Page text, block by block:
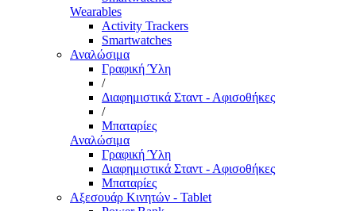
Wearables
Activity Trackers
Smartwatches
Αναλώσιμα
Γραφική Ύλη
/
Διαφημιστικά Σταντ - Αφισοθήκες
/
Μπαταρίες
Αναλώσιμα
Γραφική Ύλη
Διαφημιστικά Σταντ - Αφισοθήκες
Μπαταρίες
Αξεσουάρ Κινητών - Tablet